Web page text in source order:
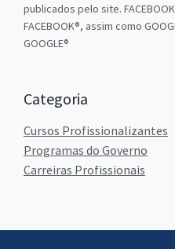
publicados pelo site.
FACEBOOK®, assim como
GOOGLE®
Categoria
Cursos Profissionalizantes
Programas do Governo
Carreiras Profissionais